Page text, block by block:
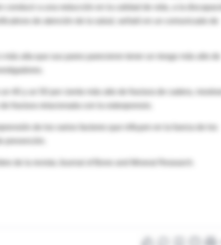
conducir a una reducción en la calidad de vida, a la
de atención de la salud, señaló en un comunicado de
alta que sus pares parecieron tener un riesgo más alto de
40 y un 50 por ciento más alto de fractura de cadera,
fractura relacionada con la osteoporosis.
de la revista Journal of Bone and Mineral Research.